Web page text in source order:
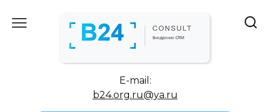
E-mail:
b24.org.ru@ya.ru